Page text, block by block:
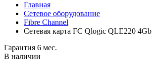
Главная
Сетевое оборудование
Fibre Channel
Сетевая карта FC Qlogic QLE220 4Gb
Гарантия 6 мес.
В наличии